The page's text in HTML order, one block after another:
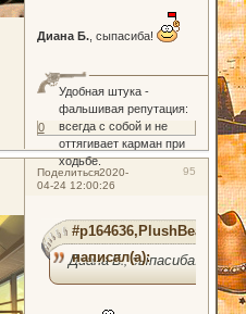
Диана Б., сыпасиба!
Удобная штука -
фальшивая репутация:
всегда с собой и не
оттягивает карман при
ходьбе.
0
Поделиться 95
2020-
04-24 12:00:26
#p164636,PlushBear
написал(а):
Диана Б., сыпасиба!